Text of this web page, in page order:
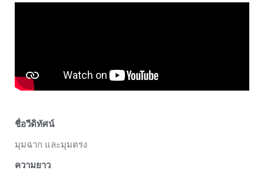
ชื่อวีดิทัศน์
มุมฉาก และมุมตรง
ความยาว